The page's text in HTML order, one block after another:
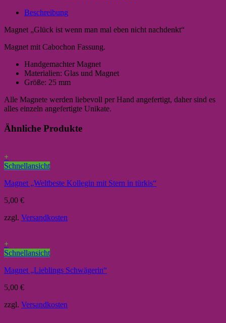
Beschreibung
Magnet „Glück ist wenn man mal eben nicht nachdenkt“
Magnet mit Cabochon Fassung.
Handgemachter Magnet
Materialien: Glas und Magnet
Größe: 25 mm
Alle Magnete werden liebevoll per Hand angefertigt, daher sind es
alles einzeln angefertigte Unikate.
Ähnliche Produkte
+
Schnellansicht
Magnet „Weltbeste Kollegin mit Stern in türkis“
5,00 €
zzgl. Versandkosten
+
Schnellansicht
Magnet „Lieblings Schwägerin“
5,00 €
zzgl. Versandkosten